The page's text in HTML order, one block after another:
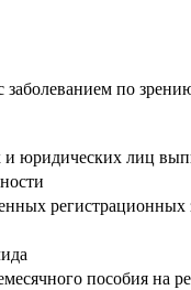
по
юридических лиц
регистрационных
пособия на